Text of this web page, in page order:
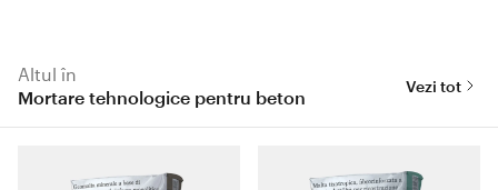
Altul în
Mortare tehnologice pentru beton
Vezi tot